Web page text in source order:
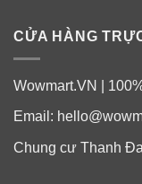
CỬA HÀNG
Wowmart.VN |
Email:
Chung cư Thanh